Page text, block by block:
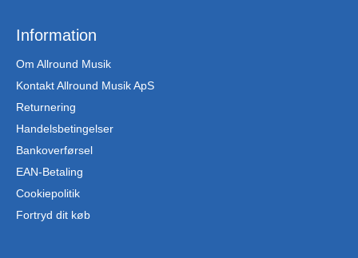
Information
Om Allround Musik
Kontakt Allround Musik ApS
Returnering
Handelsbetingelser
Bankoverførsel
EAN-Betaling
Cookiepolitik
Fortryd dit køb